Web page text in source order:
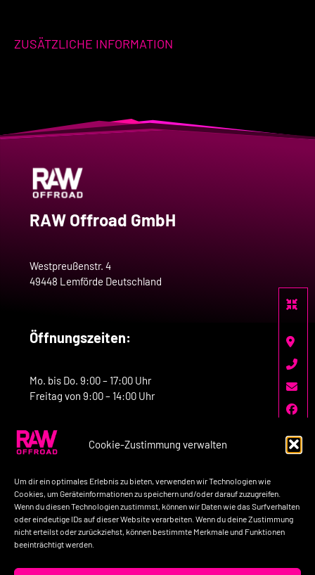
Cookie-Zustimmung verwalten
Um dir ein optimales Erlebnis zu bieten, verwenden wir Technologien wie
Cookies, um Geräteinformationen zu speichern und/oder darauf zuzugreifen.
Wenn du diesen Technologien zustimmst, können wir Daten wie das Surfverhalten
oder eindeutige IDs auf dieser Website verarbeiten. Wenn du deine Zustimmung
nicht erteilst oder zurückziehst, können bestimmte Merkmale und Funktionen
beeinträchtigt werden.
ZUSÄTZLICHE INFORMATION
RAW Offroad GmbH
Westpreußenstr. 4
49448 Lemförde Deutschland
Öffnungszeiten:
Mo. bis Do. 9:00 – 17:00 Uhr
Freitag von 9:00 – 14:00 Uhr
Kontakt:
Telefon: +49-160-7758517
E-Mail: kontakt@raw-offroad.de